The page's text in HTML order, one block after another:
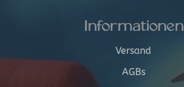
Informationen
Versand
AGBs